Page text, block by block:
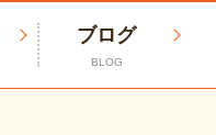
ブログ
BLOG